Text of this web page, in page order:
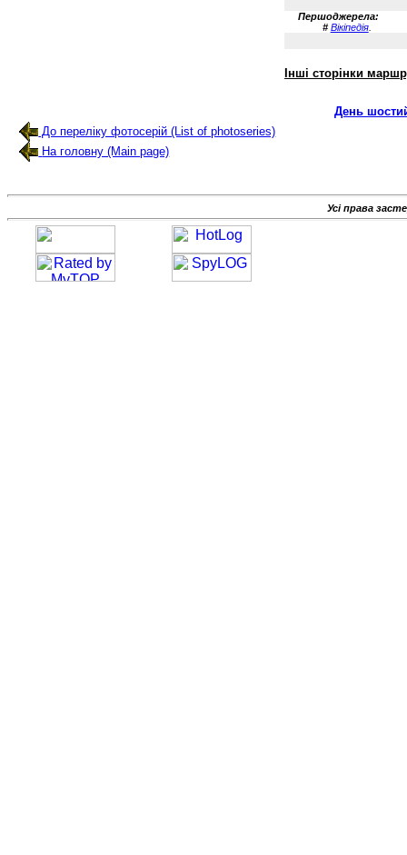
Першоджерела:
# Вікіпедія.
Інші сторінки
День
До переліку фотосерій (List of photoseries)
На головну (Main page)
Усі права